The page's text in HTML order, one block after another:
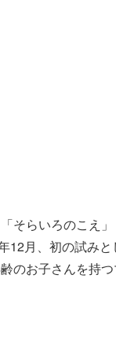
そらいろのこえ」
12月、初の試みと
のお子さんを持